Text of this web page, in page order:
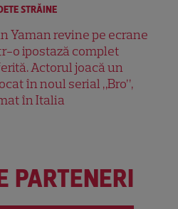
STRĂINE
Yaman revine pe ecrane
o ipostază complet
Actorul joacă un
în noul serial „Bro”,
în Italia
PARTENERI